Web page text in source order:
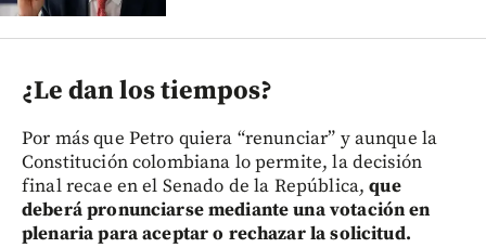
¿Le dan los tiempos?
Por más que Petro quiera “renunciar” y aunque la
Constitución colombiana lo permite, la decisión
final recae en el Senado de la República,que
deberá pronunciarse mediante una votación en
plenaria para aceptar o rechazar la solicitud.